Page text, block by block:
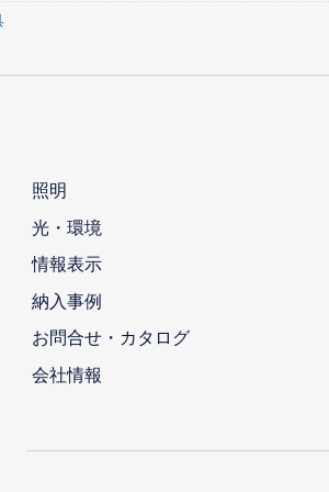
照明
光・環境
情報表示
納入事例
お問合せ・カタログ
会社情報